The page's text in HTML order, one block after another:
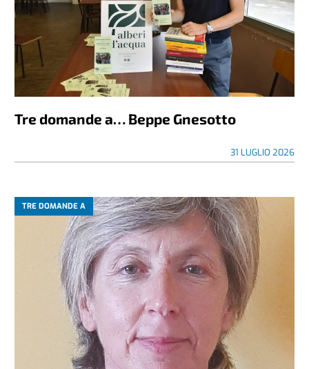
Tre domande a… Beppe Gnesotto
31 LUGLIO 2026
TRE DOMANDE A